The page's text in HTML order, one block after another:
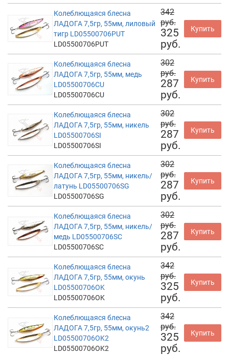
Колеблющаяся блесна
ЛАДОГА 7,5гр, 55мм, лиловый
тигр LD05500706PUT
LD05500706PUT
342
руб.
325
руб.
Купить
Колеблющаяся блесна
ЛАДОГА 7,5гр, 55мм, медь
LD05500706CU
LD05500706CU
302
руб.
287
руб.
Купить
Колеблющаяся блесна
ЛАДОГА 7,5гр, 55мм, никель
LD05500706SI
LD05500706SI
302
руб.
287
руб.
Купить
Колеблющаяся блесна
ЛАДОГА 7,5гр, 55мм, никель/
латунь LD05500706SG
LD05500706SG
302
руб.
287
руб.
Купить
Колеблющаяся блесна
ЛАДОГА 7,5гр, 55мм, никель/
медь LD05500706SC
LD05500706SC
302
руб.
287
руб.
Купить
Колеблющаяся блесна
ЛАДОГА 7,5гр, 55мм, окунь
LD05500706OK
LD05500706OK
342
руб.
325
руб.
Купить
Колеблющаяся блесна
ЛАДОГА 7,5гр, 55мм, окунь2
LD05500706OK2
LD05500706OK2
342
руб.
325
руб.
Купить